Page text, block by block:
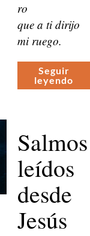
ro
que a ti diri­jo
mi ruego.
Seguir
leyen­do
Salmos
leídos
desde
Jesús